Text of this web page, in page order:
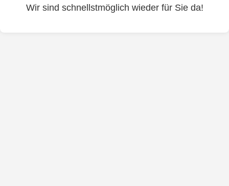
Wir sind schnellstmöglich wieder für Sie da!